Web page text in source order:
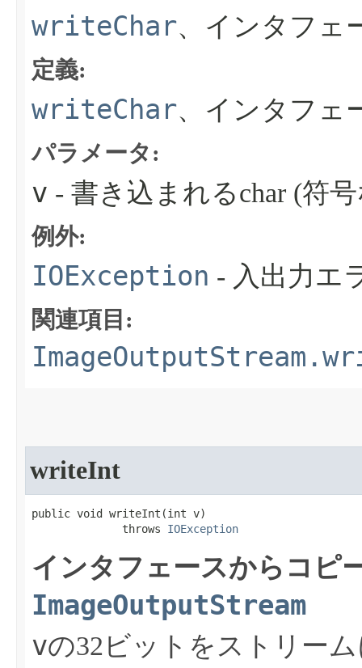
writeChar、インタフェ
定義:
writeChar、インタフェ
パラメータ:
v - 書き込まれるchar (符
例外:
IOException - 入出力エ
関連項目:
writeInt
public void writeInt​(int v)
              throws
IOException
インタフェースからコピ
ImageOutputStream
vの32ビットをストリー